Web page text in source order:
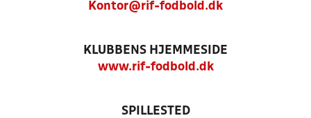
Kontor@rif-fodbold.dk
KLUBBENS HJEMMESIDE
www.rif-fodbold.dk
SPILLESTED